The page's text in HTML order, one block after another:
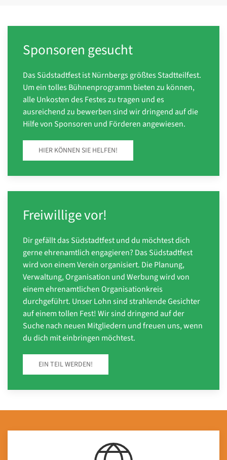
Sponsoren gesucht
Das Südstadtfest ist Nürnbergs größtes Stadtteilfest.
Um ein tolles Bühnenprogramm bieten zu können,
alle Unkosten des Festes zu tragen und es
ausreichend zu bewerben sind wir dringend auf die
Hilfe von Sponsoren und Förderen angewiesen.
HIER KÖNNEN SIE HELFEN!
Freiwillige vor!
Dir gefällt das Südstadtfest und du möchtest dich
gerne ehrenamtlich engagieren? Das Südstadtfest
wird von einem Verein organisiert. Die Planung,
Verwaltung, Organisation und Werbung wird von
einem ehrenamtlichen Organisationkreis
durchgeführt. Unser Lohn sind strahlende Gesichter
auf einem tollen Fest! Wir sind dringend auf der
Suche nach neuen Mitgliedern und freuen uns, wenn
du dich mit einbringen möchtest.
EIN TEIL WERDEN!